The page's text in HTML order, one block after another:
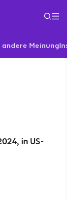
andere Meinung
in US-